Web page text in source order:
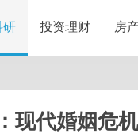
研 投资理财 房
现代婚姻危